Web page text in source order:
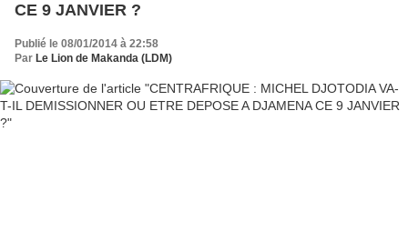
CE 9 JANVIER ?
Publié le 08/01/2014 à 22:58
Par Le Lion de Makanda (LDM)